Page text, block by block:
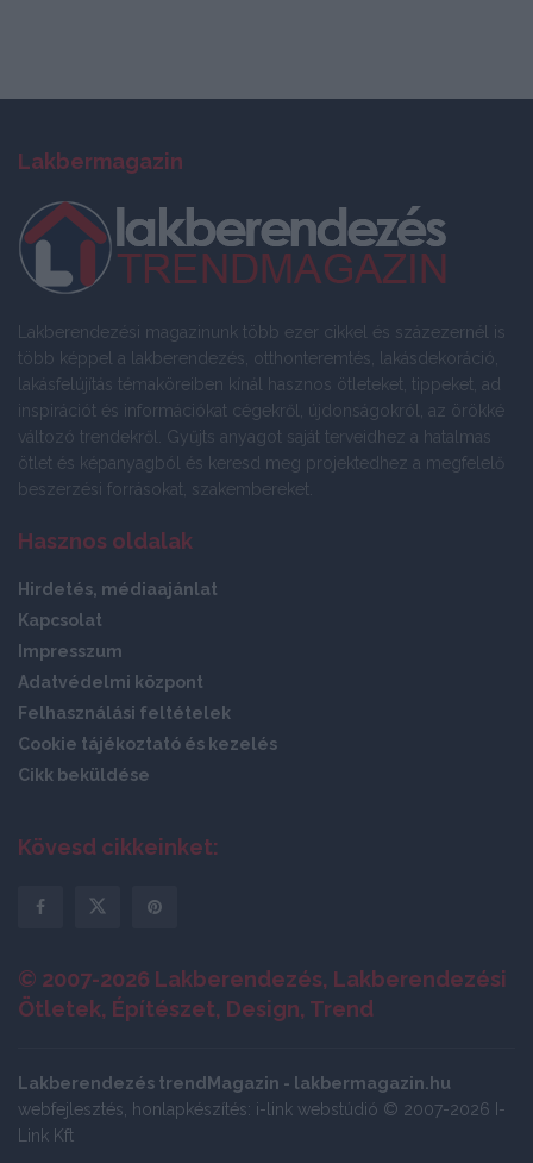
Lakbermagazin
Lakberendezési magazinunk több ezer cikkel és százezernél is
több képpel a lakberendezés, otthonteremtés, lakásdekoráció,
lakásfelújítás témaköreiben kínál hasznos ötleteket, tippeket, ad
inspirációt és információkat cégekről, újdonságokról, az örökké
változó trendekről. Gyűjts anyagot saját terveidhez a hatalmas
ötlet és képanyagból és keresd meg projektedhez a megfelelő
beszerzési forrásokat, szakembereket.
Hasznos oldalak
Hirdetés, médiaajánlat
Kapcsolat
Impresszum
Adatvédelmi központ
Felhasználási feltételek
Cookie tájékoztató és kezelés
Cikk beküldése
Kövesd cikkeinket:
© 2007-2026 Lakberendezés, Lakberendezési
Ötletek, Építészet, Design, Trend
Lakberendezés trendMagazin - lakbermagazin.hu
webfejlesztés, honlapkészítés: i-link webstúdió © 2007-2026 I-
Link Kft